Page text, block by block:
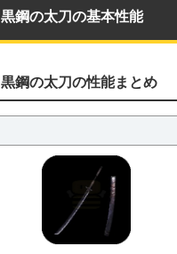
黒鋼の太刀の基本性能
黒鋼の太刀の性能まとめ